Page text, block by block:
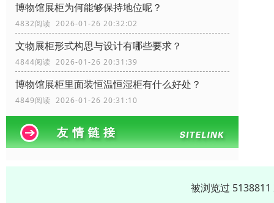
博物馆展柜为何能够保持地位呢？
4832阅读 2026-01-26 20:32:02
文物展柜形式构思与设计有哪些要求？
4844阅读 2026-01-26 20:31:39
博物馆展柜里面装恒温恒湿柜有什么好处？
4849阅读 2026-01-26 20:31:10
被浏览过